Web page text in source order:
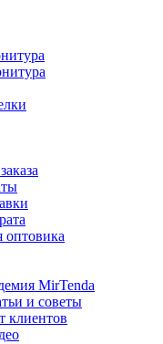
MirTenda
и советы
клиентов